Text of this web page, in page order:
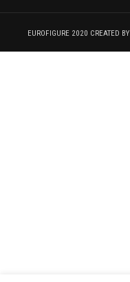
EUROFIGURE 2020 CREATED BY